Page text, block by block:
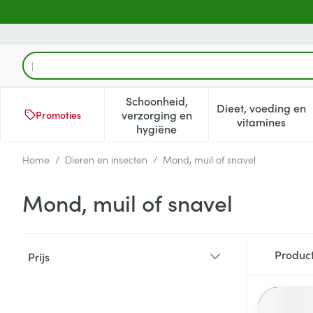
Product, merk, categorie...
Promoties
Schoonheid,
verzorging en
hygiëne
Toon submenu voor
Dieet, voeding en
vitamines
Toon
Home / Dieren en insecten / Mond, muil of snavel
Mond, muil of snavel
Prijs